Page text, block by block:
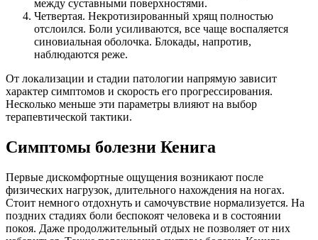
между суставными поверхностями.
Четвертая. Некротизированный хрящ полностью
отслоился. Боли усиливаются, все чаще воспаляется
синовиальная оболочка. Блокады, напротив,
наблюдаются реже.
От локализации и стадии патологии напрямую зависит
характер симптомов и скорость его прогрессирования.
Несколько меньше эти параметры влияют на выбор
терапевтической тактики.
Симптомы болезни Кенига
Первые дискомфортные ощущения возникают после
физических нагрузок, длительного нахождения на ногах.
Стоит немного отдохнуть и самочувствие нормализуется. На
поздних стадиях боли беспокоят человека и в состоянии
покоя. Даже продолжительный отдых не позволяет от них